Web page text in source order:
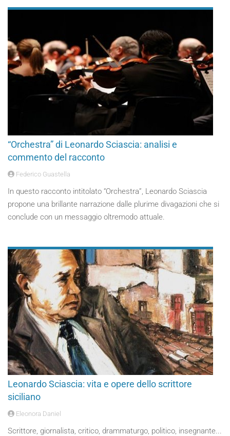
“Orchestra” di Leonardo Sciascia: analisi e
commento del racconto
Federico Guastella
In questo racconto intitolato “Orchestra”, Leonardo Sciascia
propone una brillante narrazione dalle plurime divagazioni che si
conclude con un messaggio oltremodo attuale.
Leonardo Sciascia: vita e opere dello scrittore
siciliano
Eleonora Daniel
Scrittore, giornalista, critico, drammaturgo, politico, insegnante...